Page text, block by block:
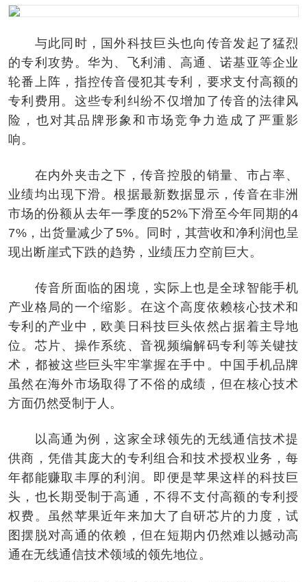
与此同时，国外科技巨头也向传音发起了猛烈
的专利攻势。华为、飞利浦、高通、诺基亚等企业
轮番上阵，指控传音侵犯其专利，要求支付高额的
专利费用。这些专利纠纷不仅增加了传音的法律风
险，也对其品牌形象和市场竞争力造成了严重影
响。
在内外夹击之下，传音控股的销量、市占率、
业绩均出现下滑。根据最新数据显示，传音在非洲
市场的份额从去年一季度的52%下滑至今年同期的4
7%，出货量减少了5%。同时，其营收和净利润也呈
现出断崖式下跌的趋势，业绩压力空前巨大。
传音所面临的困境，实际上也是全球智能手机
产业格局的一个缩影。在这个高度依赖核心技术和
专利的产业中，欧美日科技巨头依然占据着主导地
位。芯片、操作系统、音视频编解码专利等关键技
术，都被这些巨头牢牢掌握在手中。中国手机品牌
虽然在海外市场取得了不俗的成绩，但在核心技术
方面仍然受制于人。
以高通为例，这家全球领先的无线通信技术提
供商，凭借其庞大的专利组合和技术授权业务，每
年都能赚取丰厚的利润。即便是苹果这样的科技巨
头，也长期受制于高通，不得不支付高额的专利授
权费。虽然苹果近年来加大了自研芯片的力度，试
图摆脱对高通的依赖，但在短期内仍然难以撼动高
通在无线通信技术领域的领先地位。